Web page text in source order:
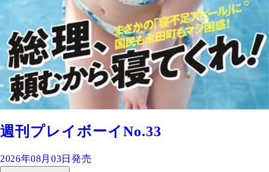
週刊プレイボーイNo.33
2026年08月03日発売